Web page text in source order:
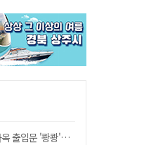
옥 출입문 '쾅쾅'…